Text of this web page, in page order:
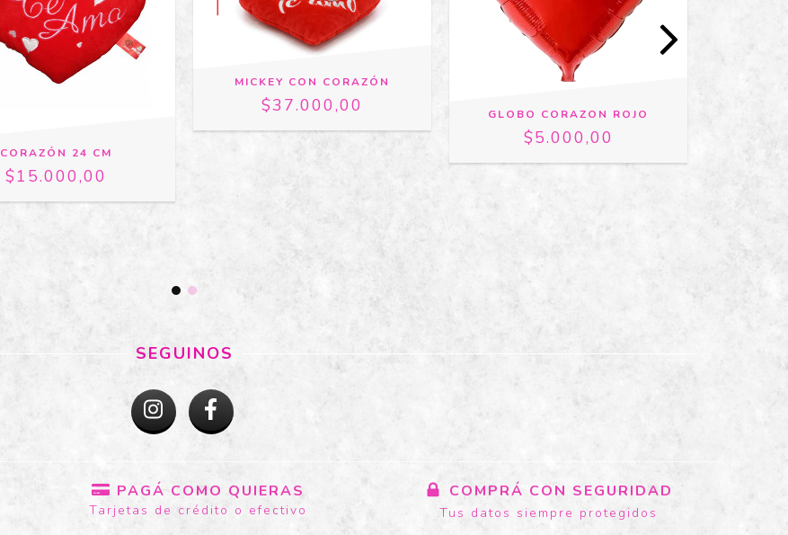
CORAZÓN 24 CM
$15.000,00
MICKEY CON CORAZÓN
$37.000,00 GLOBO CORAZON ROJO
$5.000,00
SEGUINOS
PAGÁ COMO QUIERAS
Tarjetas de crédito o efectivo
COMPRÁ CON SEGURIDAD
Tus datos siempre protegidos